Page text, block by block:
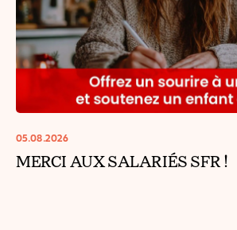
05.08.2026
MERCI AUX SALARIÉS SFR !